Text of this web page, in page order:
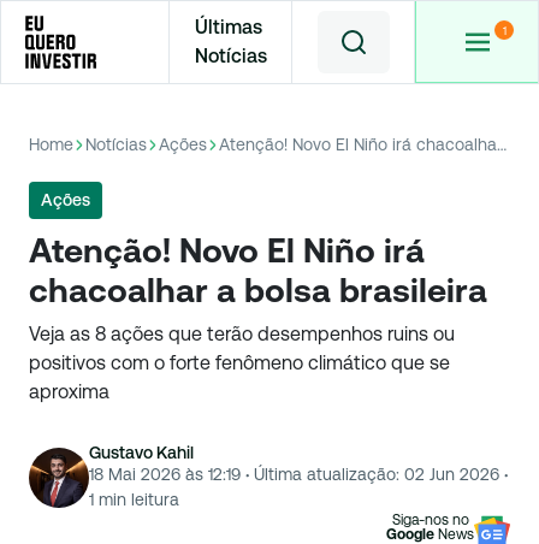
Últimas
Notícias
Home Notícias Ações Atenção! Novo El Niño irá chacoalhar a bolsa brasileira
Ações
Atenção! Novo El Niño irá
chacoalhar a bolsa brasileira
Veja as 8 ações que terão desempenhos ruins ou
positivos com o forte fenômeno climático que se
aproxima
Gustavo Kahil
18 Mai 2026 às 12:19 · Última atualização: 02 Jun 2026 ·
1 min leitura
Siga-nos no
Google News